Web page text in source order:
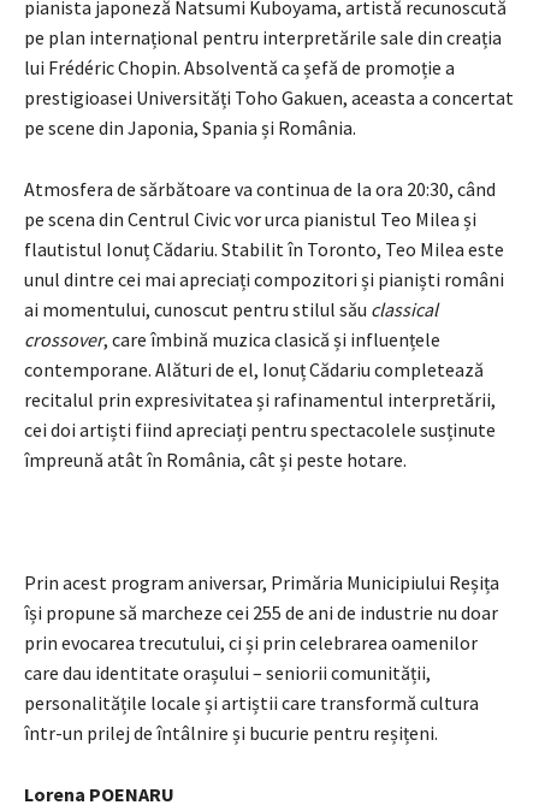
pianista japoneză Natsumi Kuboyama, artistă recunoscută
pe plan internațional pentru interpretările sale din creația
lui Frédéric Chopin. Absolventă ca șefă de promoție a
prestigioasei Universități Toho Gakuen, aceasta a concertat
pe scene din Japonia, Spania și România.
Atmosfera de sărbătoare va continua de la ora 20:30, când
pe scena din Centrul Civic vor urca pianistul Teo Milea și
flautistul Ionuț Cădariu. Stabilit în Toronto, Teo Milea este
unul dintre cei mai apreciați compozitori și pianiști români
ai momentului, cunoscut pentru stilul său classical
crossover, care îmbină muzica clasică și influențele
contemporane. Alături de el, Ionuț Cădariu completează
recitalul prin expresivitatea și rafinamentul interpretării,
cei doi artiști fiind apreciați pentru spectacolele susținute
împreună atât în România, cât și peste hotare.
Prin acest program aniversar, Primăria Municipiului Reșița
își propune să marcheze cei 255 de ani de industrie nu doar
prin evocarea trecutului, ci și prin celebrarea oamenilor
care dau identitate orașului – seniorii comunității,
personalitățile locale și artiștii care transformă cultura
într-un prilej de întâlnire și bucurie pentru reșițeni.
Lorena POENARU